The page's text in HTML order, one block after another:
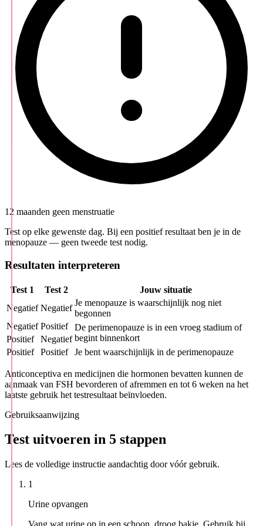
12 maanden geen menstruatie
Test op elke gewenste dag. Bij een positief resultaat ben je in de
menopauze — geen tweede test nodig.
Resultaten interpreteren
Test 1 Test 2
Jouw situatie
Negatief Negatief
Je menopauze is waarschijnlijk nog niet
begonnen
Negatief Positief
De perimenopauze is in een vroeg stadium of
begint binnenkort
Positief
Negatief
Positief
Positief Je bent waarschijnlijk in de perimenopauze
Anticonceptiva en medicijnen die hormonen bevatten kunnen de
aanmaak van FSH bevorderen of afremmen en tot 6 weken na het
laatste gebruik het testresultaat beïnvloeden.
Gebruiksaanwijzing
Test uitvoeren in 5 stappen
Lees de volledige instructie aandachtig door vóór gebruik.
1
Urine opvangen